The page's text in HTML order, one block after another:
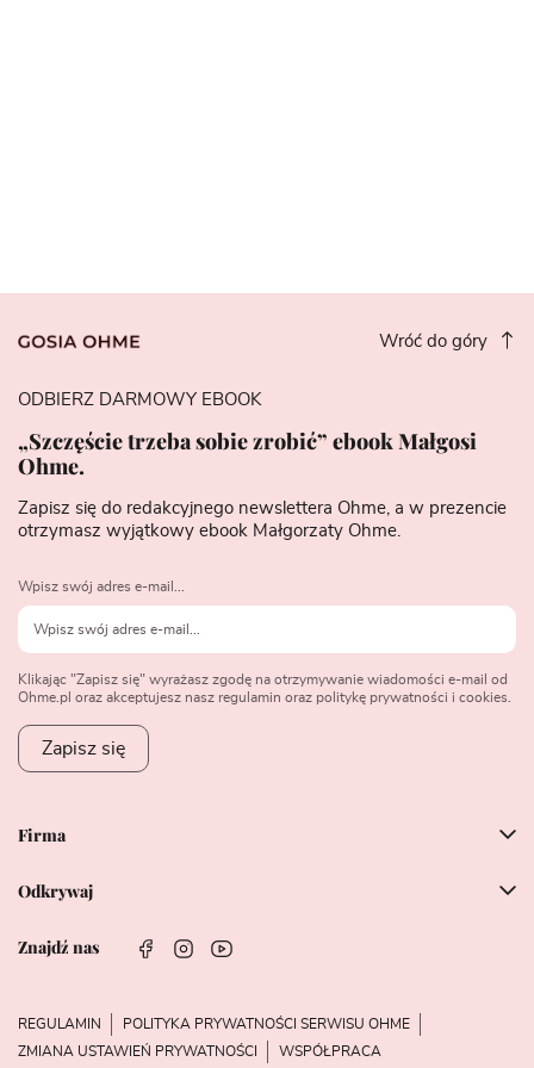
Wróć do góry
Firma
Odkrywaj
Znajdź nas
ODBIERZ DARMOWY EBOOK
„Szczęście trzeba sobie zrobić” ebook Małgosi
Ohme.
Zapisz się do redakcyjnego newslettera Ohme, a w prezencie
otrzymasz wyjątkowy ebook Małgorzaty Ohme.
Wpisz swój adres e-mail...
Klikając "Zapisz się" wyrażasz zgodę na otrzymywanie wiadomości e-mail od
Ohme.pl oraz akceptujesz nasz regulamin oraz politykę prywatności i cookies.
Zapisz się
REGULAMIN
POLITYKA PRYWATNOŚCI SERWISU OHME
ZMIANA USTAWIEŃ PRYWATNOŚCI
WSPÓŁPRACA